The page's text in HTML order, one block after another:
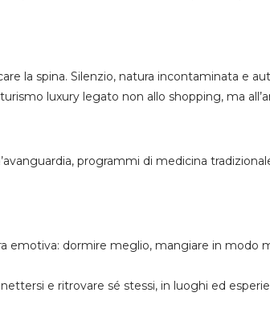
la spina. Silenzio, natura incontaminata e
luxury legato non allo shopping, ma
programmi di medicina
emotiva: dormire meglio, mangiare in modo
e ritrovare sé stessi, in luoghi ed